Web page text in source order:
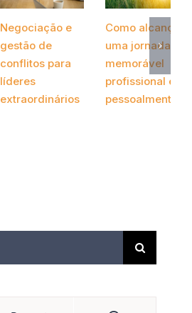
Negociação e
gestão de
conflitos para
líderes
extraordinários
Como alcançar
uma jornada
memorável
profissional e
pessoalmente?